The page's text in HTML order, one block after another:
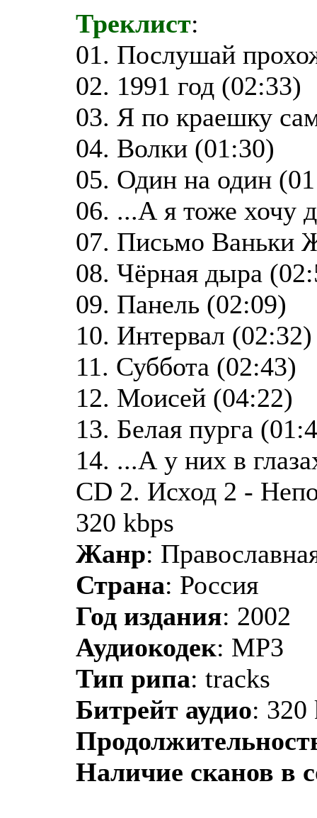
Треклист:
01. Послушай
02. 1991 год (02:33)
03. Я по краешку
04. Волки (01:30)
05. Один на один
06. ...А я тоже хочу
07. Письмо Ваньки
08. Чёрная дыра
09. Панель (02:09)
10. Интервал (02:32)
11. Суббота (02:43)
12. Моисей (04:22)
13. Белая пурга
14. ...А у них в
CD 2. Исход 2 -
320 kbps
Жанр:
Страна: Россия
Год издания: 2002
Аудиокодек: MP3
Тип рипа: tracks
Битрейт аудио: 320
Наличие сканов в